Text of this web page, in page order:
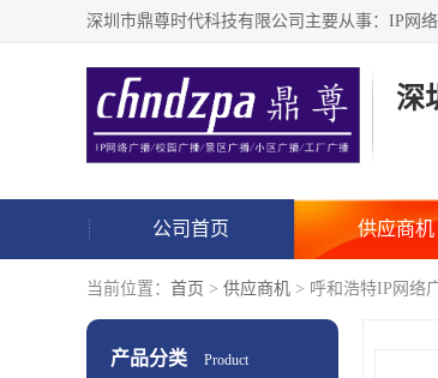
深
公司首页 供应商机
当前位置： 首页 > 供应商机 > 呼和浩特IP网络
产品分类 Product